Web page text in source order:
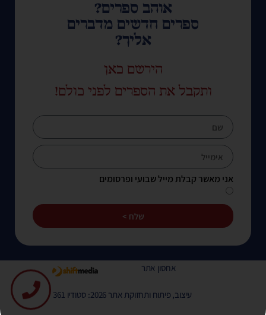
אוהב ספרים?
ספרים חדשים מדברים
אליך?
הירשם כאן
ותקבל את הספרים לפני כולם!
אני מאשר קבלת מייל שבועי ופרסומים
שלח >
אחסון אתר
עיצוב, פיתוח ותחזוקת אתר 2026: סטודיו 361